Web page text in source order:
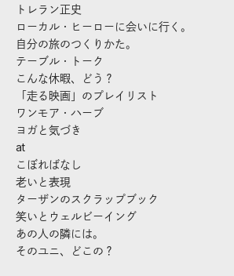
トレラン正史
ローカル・ヒーローに会いに行く。
自分の旅のつくりかた。
テーブル・トーク
こんな休暇、どう？
「走る映画」のプレイリスト
ワンモア・ハーブ
ヨガと気づき
at
こぼればなし
老いと表現
ターザンのスクラップブック
笑いとウェルビーイング
あの人の隣には。
そのユニ、どこの？